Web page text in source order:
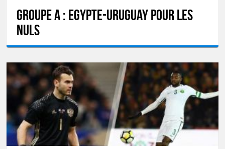
GROUPE A : Egypte-Uruguay pour les
nuls